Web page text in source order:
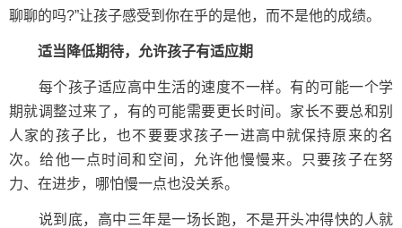
聊聊的吗?”让孩子感受到你在乎的是他，而不是他的成绩。
适当降低期待，允许孩子有适应期
每个孩子适应高中生活的速度不一样。有的可能一个学
期就调整过来了，有的可能需要更长时间。家长不要总和别
人家的孩子比，也不要要求孩子一进高中就保持原来的名
次。给他一点时间和空间，允许他慢慢来。只要孩子在努
力、在进步，哪怕慢一点也没关系。
说到底，高中三年是一场长跑，不是开头冲得快的人就